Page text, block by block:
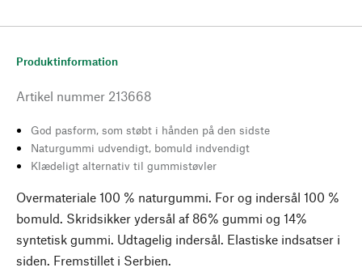
Produktinformation
Artikel nummer 213668
God pasform, som støbt i hånden på den sidste
Naturgummi udvendigt, bomuld indvendigt
Klædeligt alternativ til gummistøvler
Overmateriale 100 % naturgummi. For og indersål 100 %
bomuld. Skridsikker ydersål af 86% gummi og 14%
syntetisk gummi. Udtagelig indersål. Elastiske indsatser i
siden. Fremstillet i Serbien.